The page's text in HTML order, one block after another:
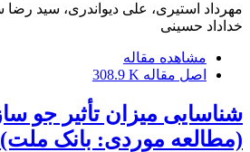
مهرداد استیری، علی دیواندری، سید رضا
خداداد حسینی
مشاهده مقاله
اصل مقاله 308.9 K
شناسایی میزان تأثیر جو
(مطالعه موردی: بانک ملت)